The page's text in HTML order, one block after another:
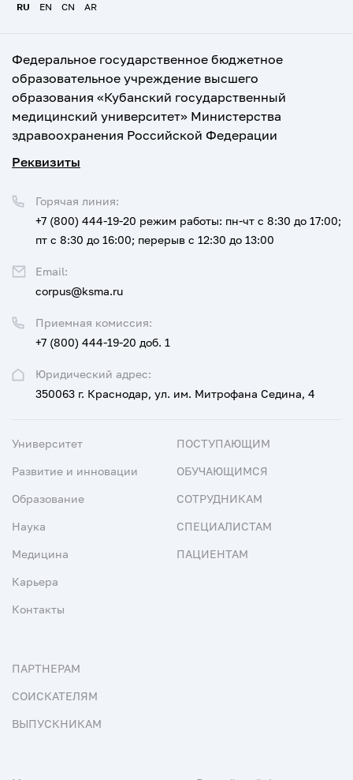
RU EN CN AR
Федеральное государственное бюджетное
образовательное учреждение высшего
образования «Кубанский государственный
медицинский университет» Министерства
здравоохранения Российской Федерации
Реквизиты
Юридический адрес:
350063 г. Краснодар, ул. им. Митрофана Седина, 4
Приемная комиссия:
+7 (800) 444-19-20 доб. 1
Горячая линия:
+7 (800) 444-19-20 режим работы: пн-чт с 8:30 до 17:00;
пт с 8:30 до 16:00; перерыв с 12:30 до 13:00
Email:
corpus@ksma.ru
Университет
Развитие и инновации
Образование
Наука
Медицина
Карьера
Контакты
ПОСТУПАЮЩИМ
ОБУЧАЮЩИМСЯ
СОТРУДНИКАМ
СПЕЦИАЛИСТАМ
ПАЦИЕНТАМ
ПАРТНЕРАМ
СОИСКАТЕЛЯМ
ВЫПУСКНИКАМ